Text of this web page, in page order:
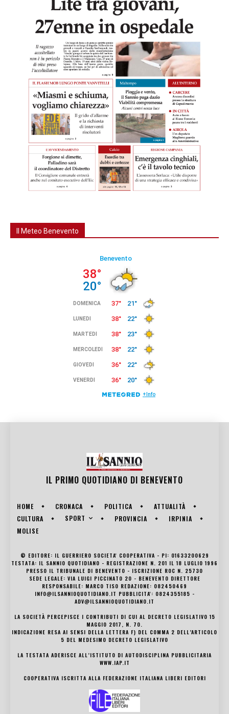
Il Meteo Benevento
IL PRIMO QUOTIDIANO DI BENEVENTO
HOME CRONACA POLITICA
ATTUALITÀ
CULTURA
SPORT PROVINCIA
IRPINIA
MOLISE
© EDITORE: IL GUERRIERO SOCIETA' COOPERATIVA - PI: 01633200629
TESTATA: IL SANNIO QUOTIDIANO - REGISTRAZIONE N. 201 IL 18 LUGLIO 1996
PRESSO IL TRIBUNALE DI BENEVENTO - ISCRIZIONE ROC N. 25730
SEDE LEGALE: VIA LUIGI PICCINATO 20 - BENEVENTO DIRETTORE
RESPONSABILE: MARCO TISO REDAZIONE: 082450469
INFO@ILSANNIOQUOTIDIANO.IT PUBBLICITA': 0824355185 -
ADV@ILSANNIOQUOTIDIANO.IT
LA SOCIETÀ PERCEPISCE I CONTRIBUTI DI CUI AL DECRETO LEGISLATIVO 15
MAGGIO 2017, N. 70.
INDICAZIONE RESA AI SENSI DELLA LETTERA F) DEL COMMA 2 DELL’ARTICOLO
5 DEL MEDESIMO DECRETO LEGISLATIVO
LA TESTATA ADERISCE ALL’ISTITUTO DI AUTODISCIPLINA PUBBLICITARIA
WWW.IAP.IT
COOPERATIVA ISCRITTA ALLA FEDERAZIONE ITALIANA LIBERI EDITORI